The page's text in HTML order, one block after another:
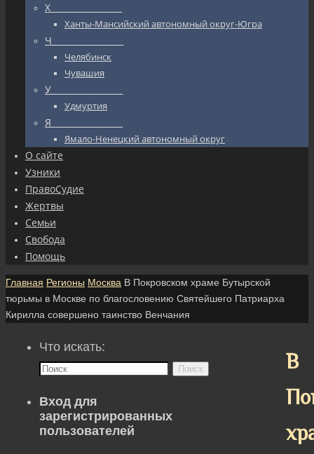
Х_________________
Ханты-Мансийский автономный округ-Югра
Ч_________________
Челябинск
Чувашия
У_________________
Удмуртия
Я_________________
Ямало-Ненецкий автономный округ
О сайте
Узники
ПравоСудие
Жертвы
Семьи
Свобода
Помощь
Главная Регионы Москва В Покровском храме Бутырской
тюрьмы в Москве по благословению Святейшего Патриарха
Кирилла совершено таинство Венчания
В
Что искать:
Поиск
Вход для
зарегистрированных
пользователей